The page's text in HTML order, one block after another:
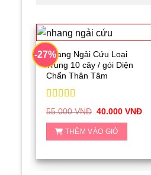
-27%Nhang Ngải Cứu Loại
Trung 10 cây / gói Diện
Chẩn Thân Tâm
Được xếp
hạng5.005
sao
55.000VNĐ Giá
là:
55.000 VNĐ.
40.000VNĐGiá
THÊM VÀO GIỎ